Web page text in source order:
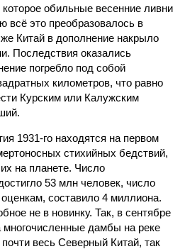
обильные весенние ливни
всё это преобразовалось в
Китай в дополнение накрыло
Последствия оказались
погребло под собой
километров, что равно
Курским или Калужским
1931-го находятся на первом
стихийных бедствий,
на планете. Число
53 млн человек, число
составило 4 миллиона.
не в новинку. Так, в сентябре
многочисленные дамбы на реке
весь Северный Китай, так